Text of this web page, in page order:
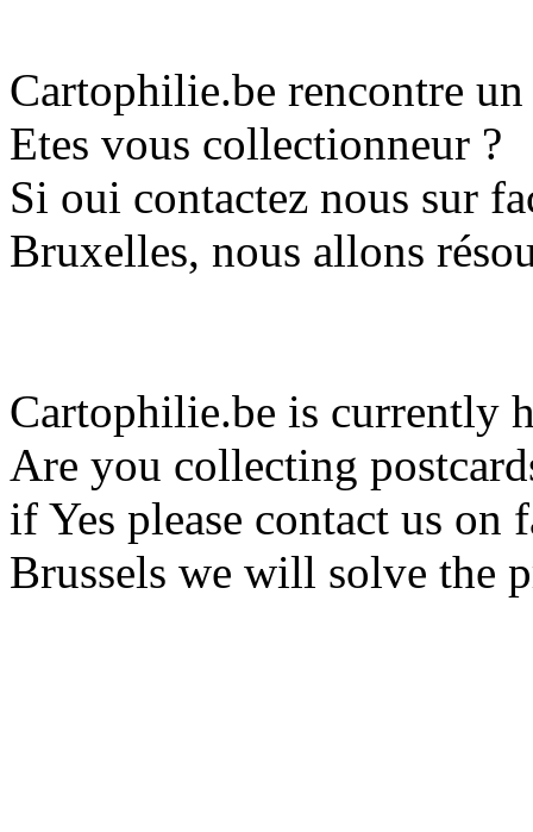
Cartophilie.be rencontre
Etes vous collectionneur ?
Si oui contactez nous sur
Bruxelles, nous allons
Cartophilie.be is currently
Are you collecting
if Yes please contact us
Brussels we will solve the